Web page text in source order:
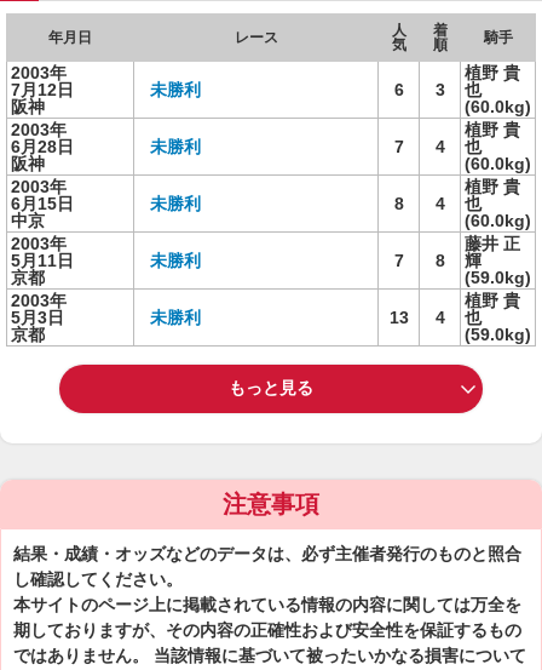
年月日 レース
人
気
着
順
騎手
2003年
7月12日
阪神
未勝利 6 3
植野 貴
也
(60.0kg)
2003年
6月28日
阪神
未勝利 7 4
植野 貴
也
(60.0kg)
2003年
6月15日
中京
未勝利 8 4
植野 貴
也
(60.0kg)
2003年
5月11日
京都
未勝利 7 8
藤井 正
輝
(59.0kg)
2003年
5月3日
京都
未勝利 13 4
植野 貴
也
(59.0kg)
もっと見る
注意事項
結果・成績・オッズなどのデータは、必ず主催者発行のものと照合
し確認してください。
本サイトのページ上に掲載されている情報の内容に関しては万全を
期しておりますが、その内容の正確性および安全性を保証するもの
ではありません。 当該情報に基づいて被ったいかなる損害について